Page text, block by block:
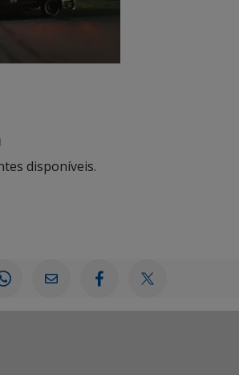
disponíveis.